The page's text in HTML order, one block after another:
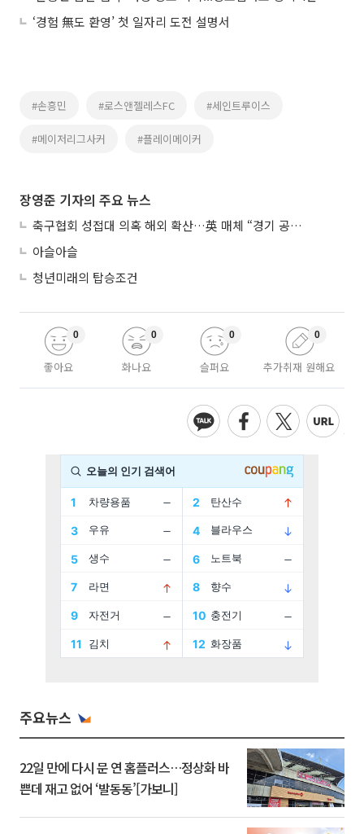
‘경험 無도 환영’ 첫 일자리 도전 설명서
#손흥민 #로스앤젤레스FC #세인트루이스
#메이저리그사커 #플레이메이커
장영준 기자의 주요 뉴스
축구협회 성접대 의혹 해외 확산…英 매체 “경기 공정성 의문”
아슬아슬
청년미래의 탑승조건
좋아요
0
화나요
0
슬퍼요
0
추가취재 원해요
0
주요뉴스
22일 만에 다시 문 연 홈플러스…정상화 바
쁜데 재고 없어 ‘발동동’[가보니]